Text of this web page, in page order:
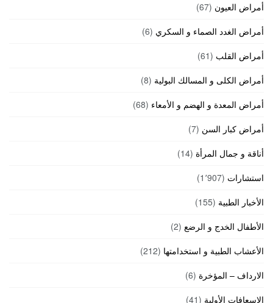
أمراض العيون (67)
أمراض الغدد الصماء و السكري (6)
أمراض القلب (61)
أمراض الكلى و المسالك البولية (8)
أمراض المعدة و الهضم و الأمعاء (68)
أمراض كبار السن (7)
أناقة و جمال المرأة (14)
استشارات (1٬907)
الأخبار الطبية (155)
الأطفال الخدج و الرضع (2)
الأعشاب الطبية و استخدامتها (212)
الارداف – المؤخرة (6)
الاسعافات الأولية (41)